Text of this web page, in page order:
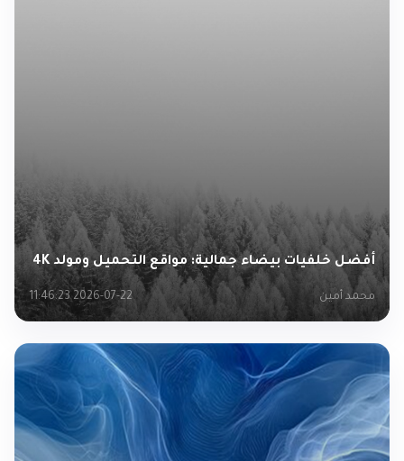
أفضل خلفيات بيضاء جمالية: مواقع التحميل ومولد 4K
محمد أمين 2026-07-22 11:46:23